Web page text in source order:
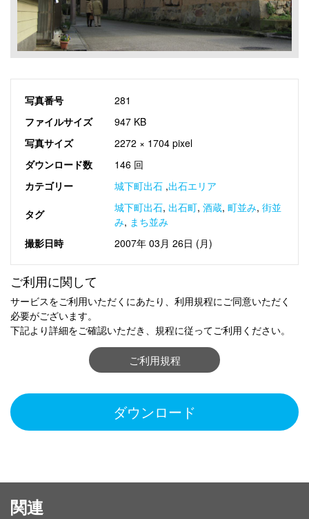
写真番号
281
ファイルサイズ
947 KB
写真サイズ
2272 × 1704 pixel
ダウンロード数
146 回
カテゴリー
城下町出石 ,出石エリア
タグ 城下町出石, 出石町, 酒蔵, 町並み, 街並
み, まち並み
撮影日時
2007年 03月 26日 (月)
ご利用に関して
サービスをご利用いただくにあたり、利用規程にご同意いただく
必要がございます。
下記より詳細をご確認いただき、規程に従ってご利用ください。
ご利用規程
ダウンロード
関連